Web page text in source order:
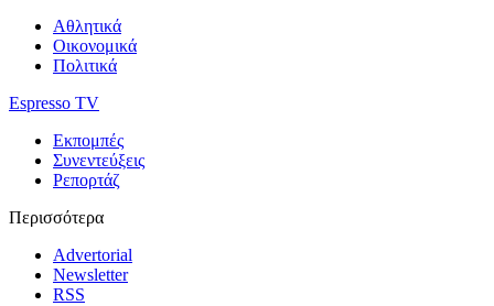
Αθλητικά
Οικονομικά
Πολιτικά
Espresso TV
Εκπομπές
Συνεντεύξεις
Ρεπορτάζ
Περισσότερα
Advertorial
Newsletter
RSS